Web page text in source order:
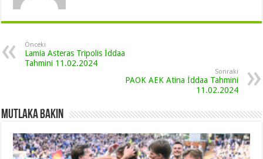
Önceki
Lamia Asteras Tripolis İddaa
Tahmini 11.02.2024
Sonraki
PAOK AEK Atina İddaa Tahmini
11.02.2024
Mutlaka Bakın